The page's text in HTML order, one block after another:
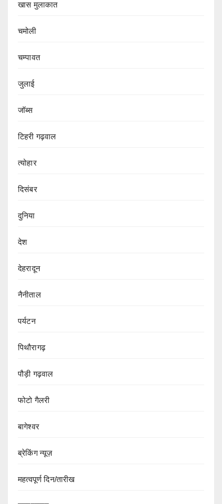
खास मुलाकात
चमोली
चम्पावत
जुलाई
जॉब्स
टिहरी गढ़वाल
त्योहार
दिसंबर
दुनिया
देश
देहरादून
नैनीताल
पर्यटन
पिथौरागढ़
पौड़ी गढ़वाल
फोटो गैलरी
बागेश्वर
ब्रेकिंग न्यूज़
महत्वपूर्ण दिन/तारीख